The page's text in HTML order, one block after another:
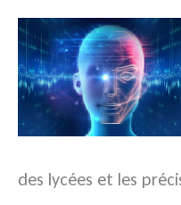
des lycées et les